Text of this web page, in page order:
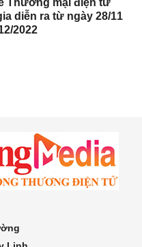
Thương mại điện tử
diễn ra từ ngày 28/11
2022